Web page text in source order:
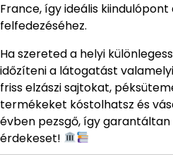
France, így ideális
felfedezéséhez.
Ha szereted a helyi
időzíteni a látogatást
friss elzászi sajtokat,
termékeket kóstolhatsz és
évben pezsgő, így
érdekeset!